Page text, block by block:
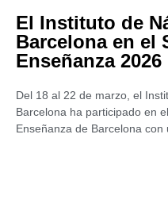
El Instituto de
Barcelona en el
Enseñanza 2026
Del 18 al 22 de marzo, el
Barcelona ha participado en
Enseñanza de Barcelona con